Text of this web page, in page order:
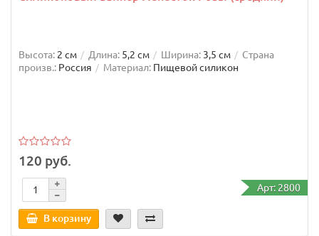
Высота: 2 см Длина: 5,2 см Ширина: 3,5 см
Страна
произв.: Россия Материал: Пищевой силикон
120 руб.
Арт: 2800
В корзину